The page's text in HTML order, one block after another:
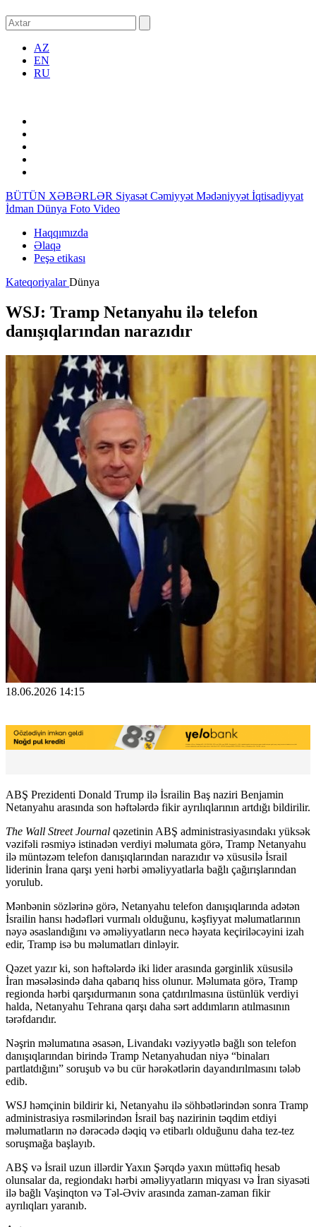
AZ
EN
RU
BÜTÜN XƏBƏRLƏR Siyasət Cəmiyyət Mədəniyyət İqtisadiyyat
İdman Dünya Foto Video
Haqqımızda
Əlaqə
Peşə etikası
KateqoriyalarDünya
WSJ: Tramp Netanyahu ilə telefon
danışıqlarından narazıdır
18.06.2026 14:15
ABŞ Prezidenti Donald Trump ilə İsrailin Baş naziri Benjamin
Netanyahu arasında son həftələrdə fikir ayrılıqlarının artdığı bildirilir.
The Wall Street Journal qəzetinin ABŞ administrasiyasındakı yüksək
vəzifəli rəsmiyə istinadən verdiyi məlumata görə, Tramp Netanyahu
ilə müntəzəm telefon danışıqlarından narazıdır və xüsusilə İsrail
liderinin İrana qarşı yeni hərbi əməliyyatlarla bağlı çağırışlarından
yorulub.
Mənbənin sözlərinə görə, Netanyahu telefon danışıqlarında adətən
İsrailin hansı hədəfləri vurmalı olduğunu, kəşfiyyat məlumatlarının
nəyə əsaslandığını və əməliyyatların necə həyata keçiriləcəyini izah
edir, Tramp isə bu məlumatları dinləyir.
Qəzet yazır ki, son həftələrdə iki lider arasında gərginlik xüsusilə
İran məsələsində daha qabarıq hiss olunur. Məlumata görə, Tramp
regionda hərbi qarşıdurmanın sona çatdırılmasına üstünlük verdiyi
halda, Netanyahu Tehrana qarşı daha sərt addımların atılmasının
tərəfdarıdır.
Nəşrin məlumatına əsasən, Livandakı vəziyyətlə bağlı son telefon
danışıqlarından birində Tramp Netanyahudan niyə “binaları
partlatdığını” soruşub və bu cür hərəkətlərin dayandırılmasını tələb
edib.
WSJ həmçinin bildirir ki, Netanyahu ilə söhbətlərindən sonra Tramp
administrasiya rəsmilərindən İsrail baş nazirinin təqdim etdiyi
məlumatların nə dərəcədə dəqiq və etibarlı olduğunu daha tez-tez
soruşmağa başlayıb.
ABŞ və İsrail uzun illərdir Yaxın Şərqdə yaxın müttəfiq hesab
olunsalar da, regiondakı hərbi əməliyyatların miqyası və İran siyasəti
ilə bağlı Vaşinqton və Təl-Əviv arasında zaman-zaman fikir
ayrılıqları yaranıb.